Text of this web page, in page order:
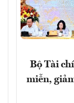
Bộ Tài
miễn,